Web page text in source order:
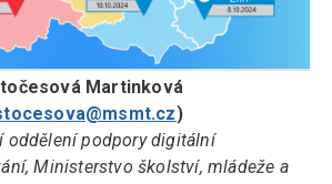
Martinková
)
oddělení podpory digitální
Ministerstvo školství, mládeže a